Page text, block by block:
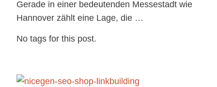
Gerade in einer bedeutenden Messestadt wie
Hannover zählt eine Lage, die …
No tags for this post.